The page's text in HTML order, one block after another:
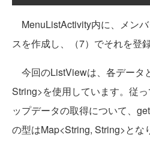
MenuListActivity内に、メン
スを作成し、（7）でそれを登
今回のListViewは、各データ
String>を使用しています。従
ップデータの取得について、
の型はMap<String, String>とな